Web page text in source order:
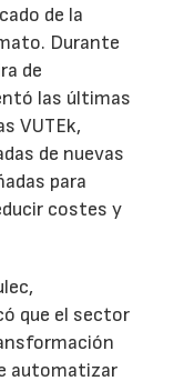
de la
Durante
de
las últimas
VUTEk,
de nuevas
para
costes y
que el sector
automatizar